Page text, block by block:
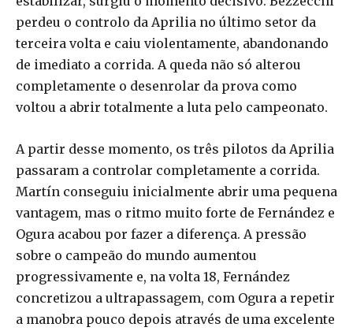
perdeu o controlo da Aprilia no último setor da
terceira volta e caiu violentamente, abandonando
de imediato a corrida. A queda não só alterou
completamente o desenrolar da prova como
voltou a abrir totalmente a luta pelo campeonato.
A partir desse momento, os três pilotos da Aprilia
passaram a controlar completamente a corrida.
Martín conseguiu inicialmente abrir uma pequena
vantagem, mas o ritmo muito forte de Fernández e
Ogura acabou por fazer a diferença. A pressão
sobre o campeão do mundo aumentou
progressivamente e, na volta 18, Fernández
concretizou a ultrapassagem, com Ogura a repetir
a manobra pouco depois através de uma excelente